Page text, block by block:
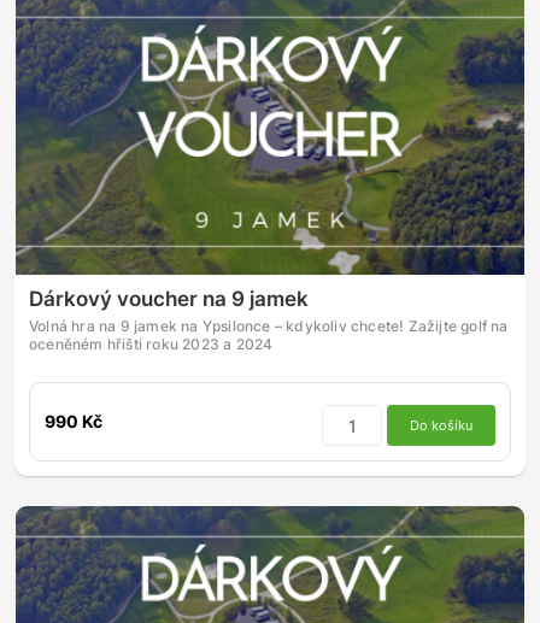
Dárkový voucher na 9 jamek
Volná hra na 9 jamek na Ypsilonce – kdykoliv chcete! Zažijte golf na
oceněném hřišti roku 2023 a 2024
990 Kč Do košíku